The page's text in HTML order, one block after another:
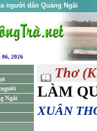
người dân Quảng Ngãi
06, 2026
Ngãi
Thơ
LÀM
XUÂN